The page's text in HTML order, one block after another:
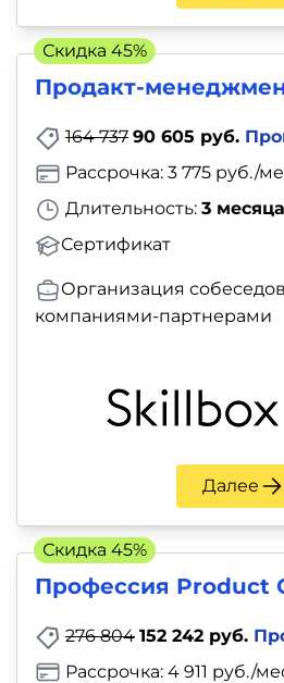
Продакт-
164 737 90 605 руб.
Длительность: 3 месяца
Сертификат
Рассрочка: 3 775 руб./
Организация
компаниями-партнерами
Далее
Скидка 45%
Профессия Product
276 804 152 242 руб.
Рассрочка: 4 911 руб./
Скидка 45%